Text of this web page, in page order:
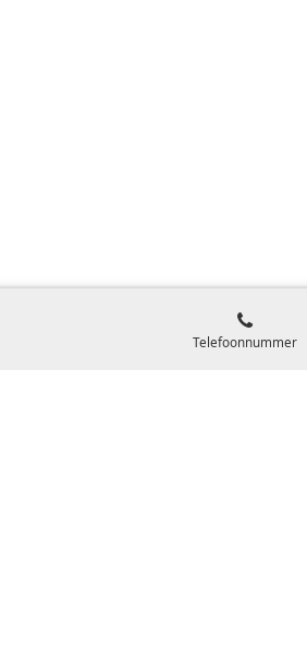
Telefoonnummer